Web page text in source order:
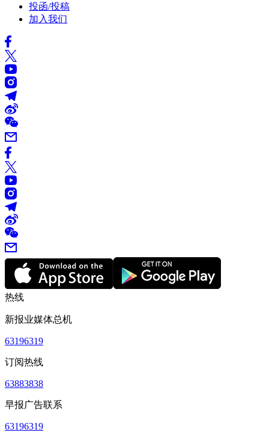
投函/投稿
加入我们
热线
新报业媒体总机
63196319
订阅热线
63883838
早报广告联系
63196319